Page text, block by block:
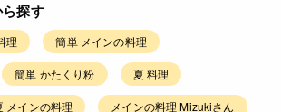
探す
理 簡単 メインの料理
簡単 かたくり粉 夏 料理
メインの料理 メインの料理 Mizukiさん